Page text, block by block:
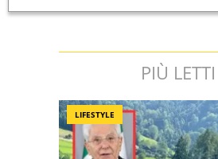
PIÙ LETTI
LIFESTYLE